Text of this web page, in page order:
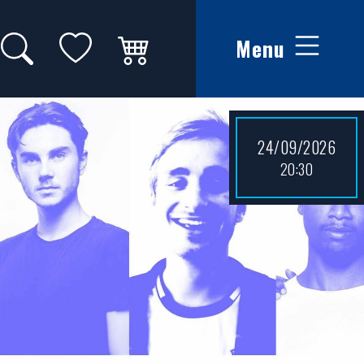
Zoeken op website
Mijn favorieten
Winkelwagen Menu
24/09/2026
20:30